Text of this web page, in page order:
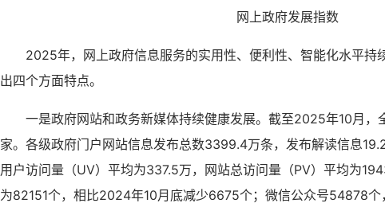
网上政府发展指数
2025年，网上政府信息服务的实用性、便利性、智能化水平持
出四个方面特点。
一是政府网站和政务新媒体持续健康发展。截至2025年10月，
家。各级政府门户网站信息发布总数3399.4万条，发布解读信息
用户访问量（UV）平均为337.5万，网站总访问量（PV）平均为
为82151个，相比2024年10月底减少6675个；微信公众号54878